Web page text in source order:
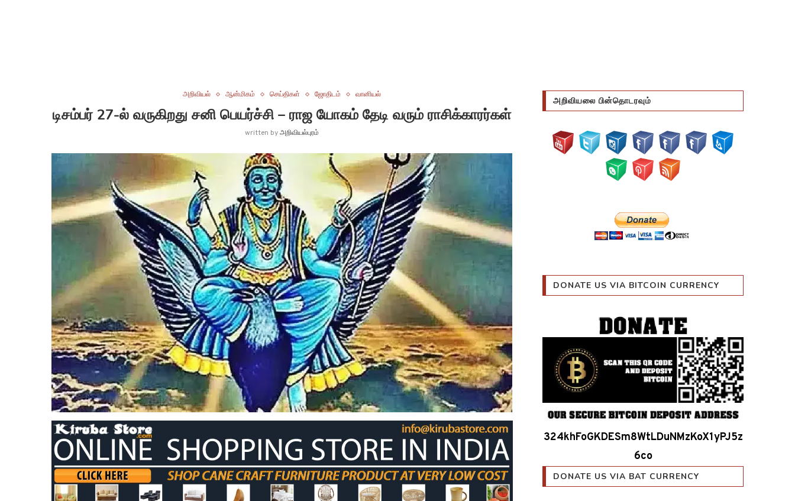
அறிவியல் ஆன்மிகம் செய்திகள் ஜோதிடம் வானியல்
டிசம்பர் 27-ல் வருகிறது சனி பெயர்ச்சி – ராஜ யோகம் தேடி வரும் ராசிக்காரர்கள்
written byஅறிவியல்புரம்
அறிவியலை பின்தொடரவும்
DONATE US VIA BITCOIN CURRENCY
324khFoGKDESm8WtLDuNMzKoX1yPJ5z
6co
DONATE US VIA BAT CURRENCY